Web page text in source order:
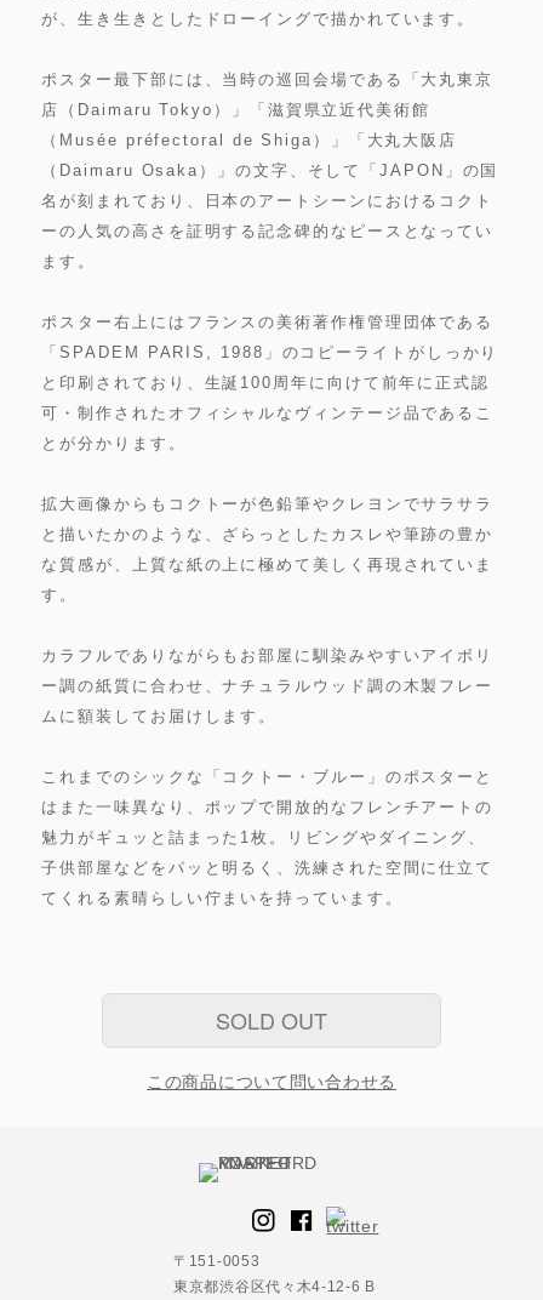
が、生き生きとしたドローイングで描かれています。
ポスター最下部には、当時の巡回会場である「大丸東京
店（Daimaru Tokyo）」「滋賀県立近代美術館
（Musée préfectoral de Shiga）」「大丸大阪店
（Daimaru Osaka）」の文字、そして「JAPON」の国
名が刻まれており、日本のアートシーンにおけるコクト
ーの人気の高さを証明する記念碑的なピースとなってい
ます。
ポスター右上にはフランスの美術著作権管理団体である
「SPADEM PARIS, 1988」のコピーライトがしっかり
と印刷されており、生誕100周年に向けて前年に正式認
可・制作されたオフィシャルなヴィンテージ品であるこ
とが分かります。
拡大画像からもコクトーが色鉛筆やクレヨンでサラサラ
と描いたかのような、ざらっとしたカスレや筆跡の豊か
な質感が、上質な紙の上に極めて美しく再現されていま
す。
カラフルでありながらもお部屋に馴染みやすいアイボリ
ー調の紙質に合わせ、ナチュラルウッド調の木製フレー
ムに額装してお届けします。
これまでのシックな「コクトー・ブルー」のポスターと
はまた一味異なり、ポップで開放的なフレンチアートの
魅力がギュッと詰まった1枚。リビングやダイニング、
子供部屋などをパッと明るく、洗練された空間に仕立て
てくれる素晴らしい佇まいを持っています。
SOLD OUT
この商品について問い合わせる
〒151-0053
東京都渋谷区代々木4-12-6 B